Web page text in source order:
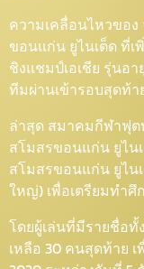
ความเคลื่อนไหวของ
ขอนแก่น ยูไนเต็ด ที่
ชิงแชมป์เอเชีย รุ่นอ
ทีมผ่านเข้ารอบสุดท้า
ล่าสุด สมาคมกีฬาฟุต
สโมสรขอนแก่น ยูไน
สโมสรขอนแก่น ยูไน
ใหญ่) เพื่อเตรียมทำศึ
โดยผู้เล่นที่มีรายชื่อ
เหลือ 30 คนสุดท้าย เ